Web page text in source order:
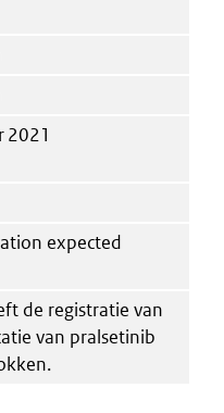
2021
expected
de registratie van
van pralsetinib